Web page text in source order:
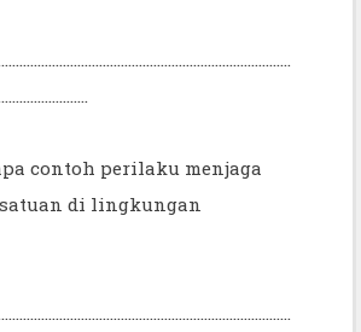
contoh perilaku menjaga
di lingkungan